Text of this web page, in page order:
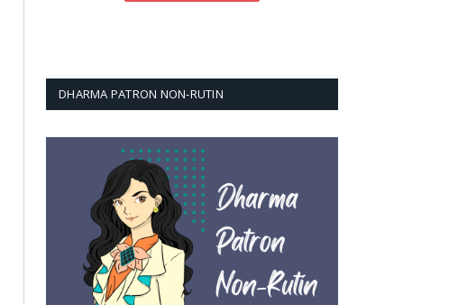
DHARMA PATRON NON-RUTIN